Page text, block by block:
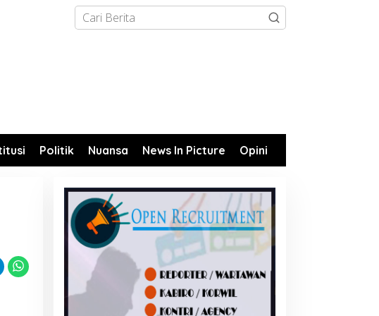
Politik Nuansa News In Picture Opini